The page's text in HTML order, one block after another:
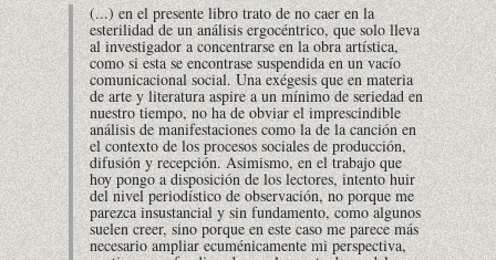
(...) en el presente libro trato de no caer en la
esterilidad de un análisis ergocéntrico, que solo lleva
al investigador a concentrarse en la obra artística,
como si esta se encontrase suspendida en un vacío
comunicacional social. Una exégesis que en materia
de arte y literatura aspire a un mínimo de seriedad en
nuestro tiempo, no ha de obviar el imprescindible
análisis de manifestaciones como la de la canción en
el contexto de los procesos sociales de producción,
difusión y recepción. Asimismo, en el trabajo que
hoy pongo a disposición de los lectores, intento huir
del nivel periodístico de observación, no porque me
parezca insustancial y sin fundamento, como algunos
suelen creer, sino porque en este caso me parece más
necesario ampliar ecuménicamente mi perspectiva,